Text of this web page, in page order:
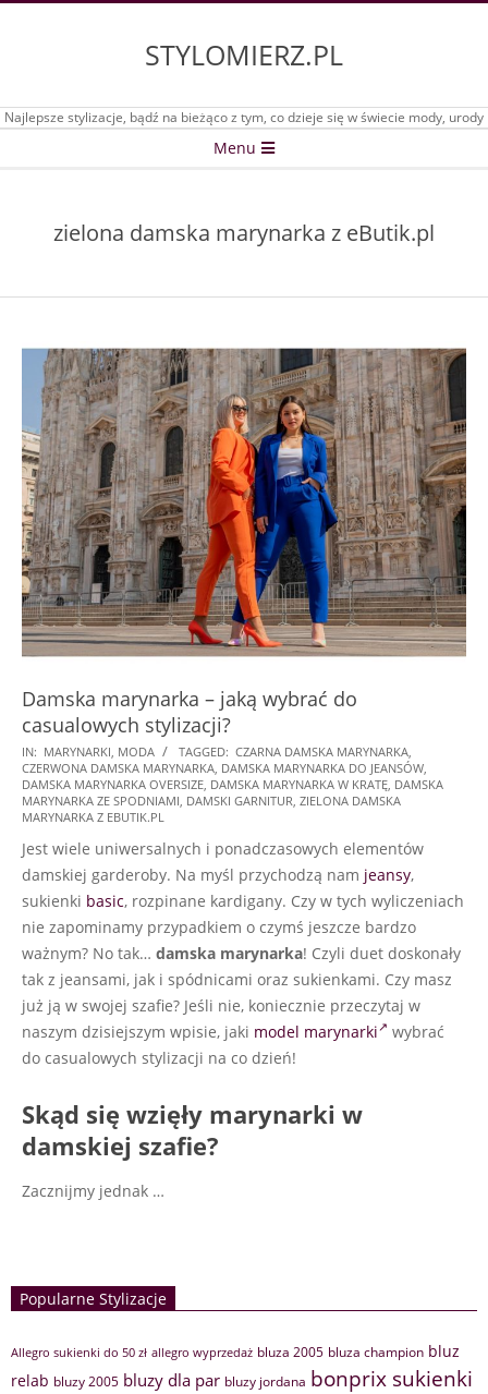
STYLOMIERZ.PL
Najlepsze stylizacje, bądź na bieżąco z tym, co dzieje się w świecie mody, urody
Menu
zielona damska marynarka z eButik.pl
Damska marynarka – jaką wybrać do
casualowych stylizacji?
2026-
07-
09
IN: MARYNARKI MODA TAGGED: CZARNA DAMSKA MARYNARKA
CZERWONA DAMSKA MARYNARKA DAMSKA MARYNARKA DO JEANSÓW
DAMSKA MARYNARKA OVERSIZE DAMSKA MARYNARKA W KRATĘ DAMSKA
MARYNARKA ZE SPODNIAMI DAMSKI GARNITUR ZIELONA DAMSKA
MARYNARKA Z EBUTIK.PL
Jest wiele uniwersalnych i ponadczasowych elementów
damskiej garderoby. Na myśl przychodzą nam jeansy,
sukienki basic, rozpinane kardigany. Czy w tych wyliczeniach
nie zapominamy przypadkiem o czymś jeszcze bardzo
ważnym? No tak… damska marynarka! Czyli duet doskonały
tak z jeansami, jak i spódnicami oraz sukienkami. Czy masz
już ją w swojej szafie? Jeśli nie, koniecznie przeczytaj w
naszym dzisiejszym wpisie, jaki model marynarki
wybrać
do casualowych stylizacji na co dzień!
Skąd się wzięły marynarki w
damskiej szafie?
Zacznijmy jednak …
Popularne Stylizacje
Allegro sukienki do 50 zł allegro wyprzedaż bluza 2005 bluza champion bluz
relab bluzy 2005 bluzy dla par bluzy jordana bonprix sukienki